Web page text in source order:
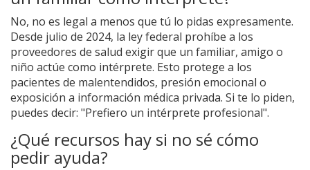
No, no es legal a menos que tú lo pidas expresamente.
Desde julio de 2024, la ley federal prohíbe a los
proveedores de salud exigir que un familiar, amigo o
niño actúe como intérprete. Esto protege a los
pacientes de malentendidos, presión emocional o
exposición a información médica privada. Si te lo piden,
puedes decir: "Prefiero un intérprete profesional".
¿Qué recursos hay si no sé cómo
pedir ayuda?